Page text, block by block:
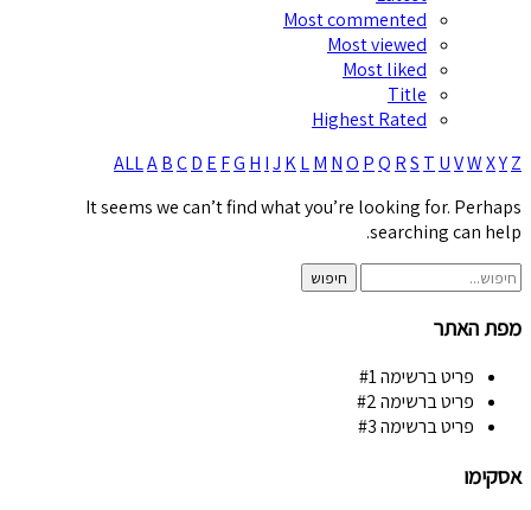
Most commented
Most viewed
Most liked
Title
Highest Rated
ALLABCD E FG H IJ KLM NO PQ RS T UVWXYZ
It seems we can’t find what you’re looking for. Perhaps
searching can help.
מפת האתר
פריט ברשימה #1
פריט ברשימה #2
פריט ברשימה #3
אסקימו